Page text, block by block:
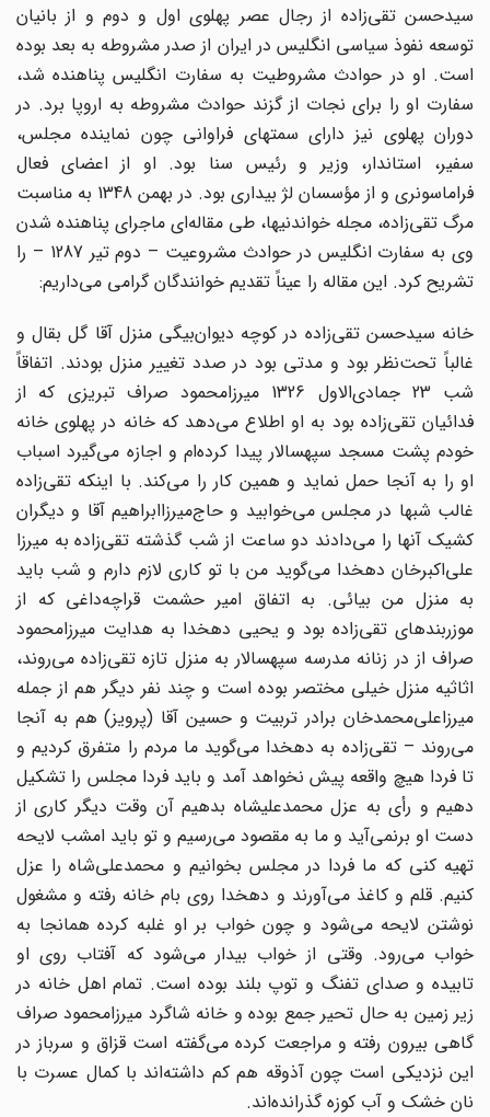
سیدحسن تقی‌زاده از رجال عصر پهلوی اول و دوم و از بانیان
توسعه نفوذ سیاسی انگلیس در ایران از ‌صدر مشروطه به بعد بوده
است. او در حوادث مشروطیت به سفارت انگلیس پناهنده شد،
سفارت او را ‌برای نجات از گزند حوادث مشروطه به اروپا برد. در
دوران پهلوی نیز دارای سمتهای فراوانی چون ‌نماینده مجلس،
سفیر، استاندار، وزیر و رئیس سنا بود. او از اعضای فعال
فراماسونری و از مؤسسان لژ ‌بیداری بود.‌ در بهمن 1348 به مناسبت
مرگ تقی‌زاده، مجله خواندنیها، طی مقاله‌ای ماجرای پناهنده شدن
وی به ‌سفارت انگلیس در حوادث مشروعیت – دوم تیر 1287 – را
تشریح کرد. این مقاله را عیناً تقدیم ‌خوانندگان گرامی می‌داریم:‌
خانه سیدحسن تقی‌زاده در کوچه دیوان‌بیگی منزل آقا گل بقال و
غالباً تحت‌نظر بود و مدتی بود در صدد ‌تغییر منزل بودند. اتفاقاً
شب 23 جمادی‌الاول 1326 میرزامحمود صراف تبریزی که از
فدائیان تقی‌زاده بود ‌به او اطلاع می‌دهد که خانه در پهلوی خانه
خودم پشت مسجد سپهسالار پیدا کرده‌ام و اجازه می‌گیرد ‌اسباب
او را به آنجا حمل نماید و همین کار را می‌کند. با اینکه تقی‌زاده
غالب شبها در مجلس می‌خوابید و ‌حاج‌میرزاابراهیم آقا و دیگران
کشیک آنها را می‌دادند دو ساعت از شب گذشته تقی‌زاده به میرزا
‌علی‌اکبرخان دهخدا می‌گوید من با تو کاری لازم دارم و شب باید
به منزل من بیائی. به اتفاق امیر حشمت ‌قراچه‌داغی که از
موزربندهای تقی‌زاده بود و یحیی دهخدا به هدایت میرزامحمود
صراف از در زنانه ‌مدرسه سپهسالار به منزل تازه تقی‌زاده می‌روند،
اثاثیه منزل خیلی مختصر بوده است و چند نفر دیگر هم از ‌جمله
میرزاعلی‌محمدخان برادر تربیت و حسین آقا (پرویز) هم به آنجا
می‌روند – تقی‌زاده به دهخدا ‌می‌گوید ما مردم را متفرق کردیم و
تا فردا هیچ واقعه پیش نخواهد آمد و باید فردا مجلس را تشکیل
دهیم ‌و رأی به عزل محمدعلیشاه بدهیم آن وقت دیگر کاری از
دست او برنمی‌آید و ما به مقصود می‌رسیم و تو ‌باید امشب لایحه
تهیه کنی که ما فردا در مجلس بخوانیم و محمدعلی‌شاه را عزل
کنیم. قلم و کاغذ ‌می‌آورند و دهخدا روی بام خانه رفته و مشغول
نوشتن لایحه می‌شود و چون خواب بر او غلبه کرده ‌همانجا به
خواب می‌رود. وقتی از خواب بیدار می‌شود که آفتاب روی او
تابیده و صدای تفنگ و توپ ‌بلند بوده است.‌ تمام اهل خانه در
زیر زمین به حال تحیر جمع بوده و خانه شاگرد میرزامحمود صراف
گاهی بیرون رفته و ‌مراجعت کرده می‌گفته است قزاق و سرباز در
این نزدیکی است چون آذوقه هم کم داشته‌اند با کمال ‌عسرت با
نان خشک و آب کوزه گذرانده‌اند.‌